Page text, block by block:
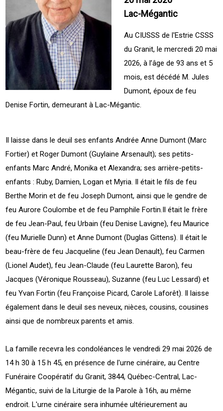
Lac-Mégantic
Au CIUSSS de l'Estrie CSSS
du Granit, le mercredi 20 mai
2026, à l’âge de 93 ans et 5
mois, est décédé M. Jules
Dumont, époux de feu
Denise Fortin, demeurant à Lac-Mégantic.
Il laisse dans le deuil ses enfants Andrée Anne Dumont (Marc
Fortier) et Roger Dumont (Guylaine Arsenault); ses petits-
enfants Marc André, Monika et Alexandra; ses arrière-petits-
enfants : Ruby, Damien, Logan et Myria. Il était le fils de feu
Berthe Morin et de feu Joseph Dumont, ainsi que le gendre de
feu Aurore Coulombe et de feu Pamphile Fortin.Il était le frère
de feu Jean-Paul, feu Urbain (feu Denise Lavigne), feu Maurice
(feu Murielle Dunn) et Anne Dumont (Duglas Gittens). Il était le
beau-frère de feu Jacqueline (feu Jean Denault), feu Carmen
(Lionel Audet), feu Jean-Claude (feu Laurette Baron), feu
Jacques (Véronique Rousseau), Suzanne (feu Luc Lessard) et
feu Yvan Fortin (feu Françoise Picard, Carole Laforêt). Il laisse
également dans le deuil ses neveux, nièces, cousins, cousines
ainsi que de nombreux parents et amis.
La famille recevra les condoléances le vendredi 29 mai 2026 de
14 h 30 à 15 h 45, en présence de l'urne cinéraire, au Centre
Funéraire Coopératif du Granit, 3844, Québec-Central, Lac-
Mégantic, suivi de la Liturgie de la Parole à 16h, au même
endroit. L'urne cinéraire sera inhumée ultérieurement au